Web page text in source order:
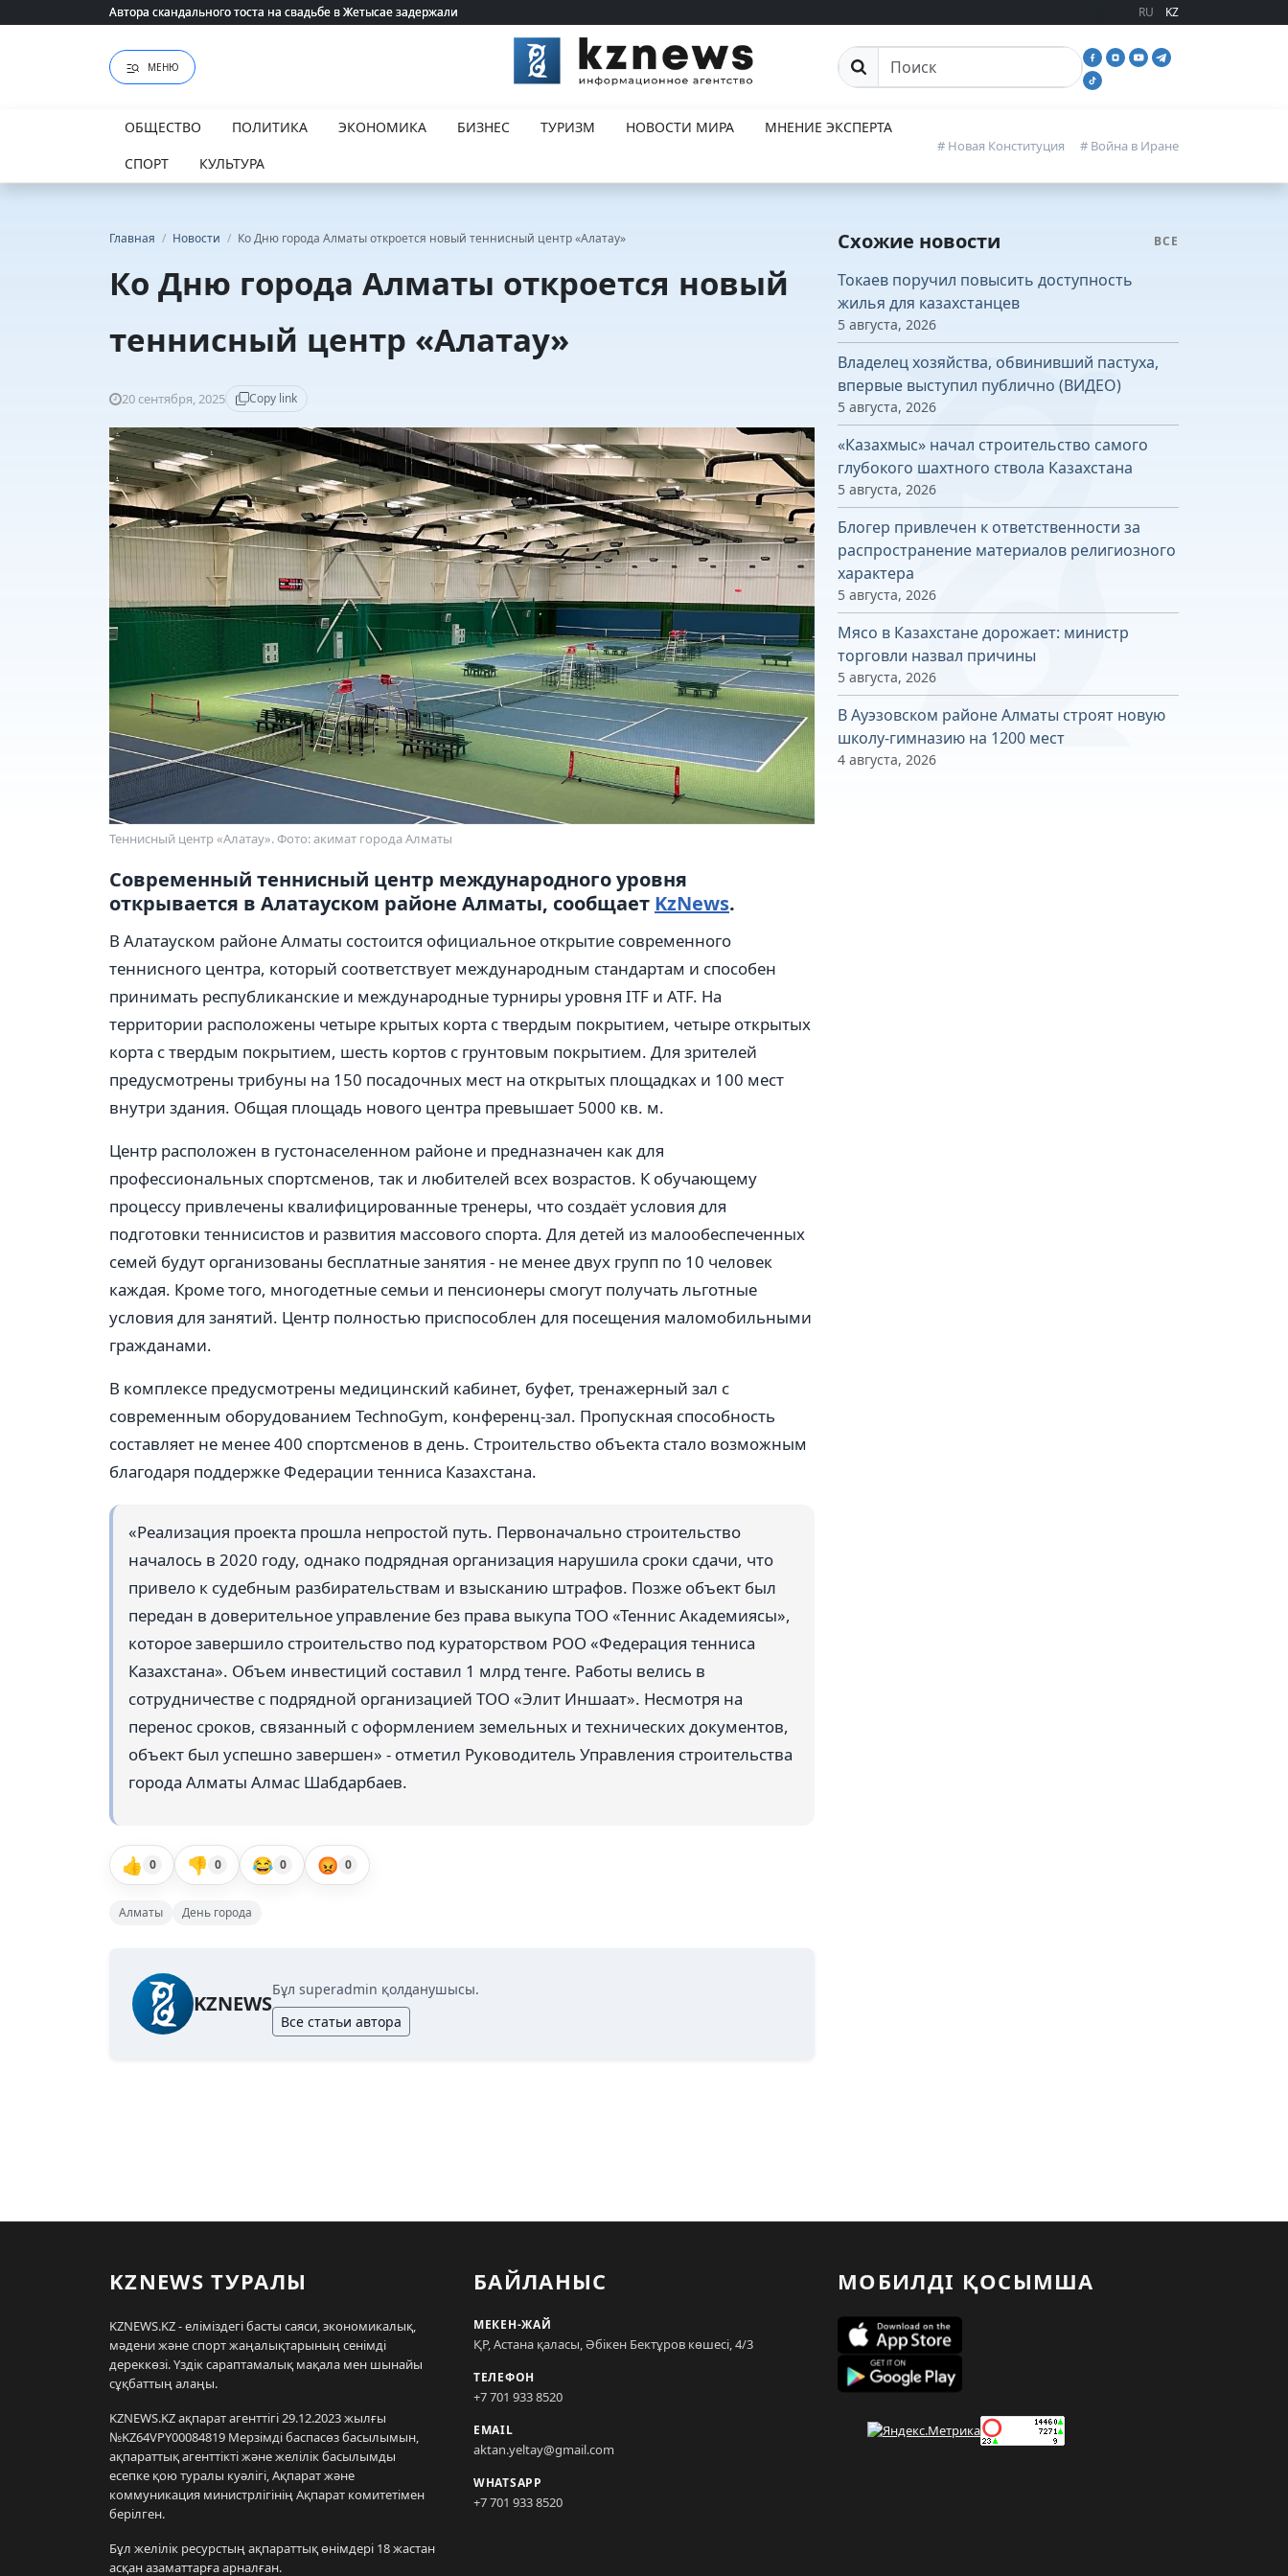
Автора скандального тоста на свадьбе в Жетысае задержали
Автора скандального тоста на свадьбе в Жетысае задержали RU KZ
МЕНЮ Поиск
ОБЩЕСТВО ПОЛИТИКА ЭКОНОМИКА БИЗНЕС ТУРИЗМ НОВОСТИ МИРА
МНЕНИЕ ЭКСПЕРТА
СПОРТ
КУЛЬТУРА
# Новая Конституция # Война в Иране
Главная / Новости / Ко Дню города Алматы откроется новый теннисный центр «Алатау»
Ко Дню города Алматы откроется новый
теннисный центр «Алатау»
20 сентября, 2025 Copy link
Теннисный центр «Алатау». Фото: акимат города Алматы
Современный теннисный центр международного уровня
открывается в Алатауском районе Алматы, сообщает KzNews.
В Алатауском районе Алматы состоится официальное открытие современного
теннисного центра, который соответствует международным стандартам и способен
принимать республиканские и международные турниры уровня ITF и ATF. На
территории расположены четыре крытых корта с твердым покрытием, четыре открытых
корта с твердым покрытием, шесть кортов с грунтовым покрытием. Для зрителей
предусмотрены трибуны на 150 посадочных мест на открытых площадках и 100 мест
внутри здания. Общая площадь нового центра превышает 5000 кв. м.
Центр расположен в густонаселенном районе и предназначен как для
профессиональных спортсменов, так и любителей всех возрастов. К обучающему
процессу привлечены квалифицированные тренеры, что создаёт условия для
подготовки теннисистов и развития массового спорта. Для детей из малообеспеченных
семей будут организованы бесплатные занятия - не менее двух групп по 10 человек
каждая. Кроме того, многодетные семьи и пенсионеры смогут получать льготные
условия для занятий. Центр полностью приспособлен для посещения маломобильными
гражданами.
В комплексе предусмотрены медицинский кабинет, буфет, тренажерный зал с
современным оборудованием TechnoGym, конференц-зал. Пропускная способность
составляет не менее 400 спортсменов в день. Строительство объекта стало возможным
благодаря поддержке Федерации тенниса Казахстана.
«Реализация проекта прошла непростой путь. Первоначально строительство
началось в 2020 году, однако подрядная организация нарушила сроки сдачи, что
привело к судебным разбирательствам и взысканию штрафов. Позже объект был
передан в доверительное управление без права выкупа ТОО «Теннис Академиясы»,
которое завершило строительство под кураторством РОО «Федерация тенниса
Казахстана». Объем инвестиций составил 1 млрд тенге. Работы велись в
сотрудничестве с подрядной организацией ТОО «Элит Иншаат». Несмотря на
перенос сроков, связанный с оформлением земельных и технических документов,
объект был успешно завершен» - отметил Руководитель Управления строительства
города Алматы Алмас Шабдарбаев.
👍 0 👎 0 😂 0 😡 0
Алматы День города
KZNEWS
Бұл superadmin қолданушысы.
Все статьи автора
Схожие новости ВСЕ
Токаев поручил повысить доступность
жилья для казахстанцев
5 августа, 2026
Владелец хозяйства, обвинивший пастуха,
впервые выступил публично (ВИДЕО)
5 августа, 2026
«Казахмыс» начал строительство самого
глубокого шахтного ствола Казахстана
5 августа, 2026
Блогер привлечен к ответственности за
распространение материалов религиозного
характера
5 августа, 2026
Мясо в Казахстане дорожает: министр
торговли назвал причины
5 августа, 2026
В Ауэзовском районе Алматы строят новую
школу-гимназию на 1200 мест
4 августа, 2026
KZNEWS ТУРАЛЫ
KZNEWS.KZ - еліміздегі басты саяси, экономикалық,
мәдени және спорт жаңалықтарының сенімді
дереккөзі. Үздік сараптамалық мақала мен шынайы
сұқбаттың алаңы.
KZNEWS.KZ ақпарат агенттігі 29.12.2023 жылғы
№KZ64VPY00084819 Мерзімді баспасөз басылымын,
ақпараттық агенттікті және желілік басылымды
есепке қою туралы куәлігі, Ақпарат және
коммуникация министрлігінің Ақпарат комитетімен
берілген.
Бұл желілік ресурстың ақпараттық өнімдері 18 жастан
асқан азаматтарға арналған.
БАЙЛАНЫС
МЕКЕН-ЖАЙ
ҚР, Астана қаласы, Әбікен Бектұров көшесі, 4/3
ТЕЛЕФОН
+7 701 933 8520
EMAIL
aktan.yeltay@gmail.com
WHATSAPP
+7 701 933 8520
МОБИЛДІ ҚОСЫМША